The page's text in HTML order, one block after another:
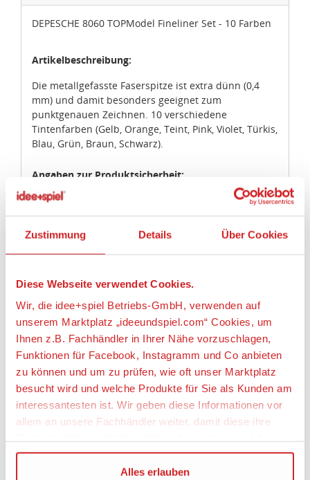
Zustimmung Details Über Cookies
Diese Webseite verwendet Cookies.
Wir, die idee+spiel Betriebs-GmbH, verwenden auf
unserem Marktplatz „ideeundspiel.com“ Cookies, um
Ihnen z.B. Fachhändler in Ihrer Nähe vorzuschlagen,
Funktionen für Facebook, Instagramm und Co anbieten
zu können und um zu prüfen, wie oft unser Marktplatz
besucht wird und welche Produkte für Sie als Kunden am
interessantesten ist. Wir geben diese Informationen vor
allem an unsere Fachhändler weiter, damit diese ihre
Wir verwenden den Google Tag Manager um weitere
Alles erlauben
DEPESCHE 8060 TOPModel Fineliner Set - 10 Farben
Artikelbeschreibung:
Die metallgefasste Faserspitze ist extra dünn (0,4
mm) und damit besonders geeignet zum
punktgenauen Zeichnen. 10 verschiedene
Tintenfarben (Gelb, Orange, Teint, Pink, Violet, Türkis,
Blau, Grün, Braun, Schwarz).
Angaben zur Produktsicherheit:
Hersteller:
Straße 14, 21502 Geesthacht, Deutschland,
https://www.depesche.com, info@depesche.com
Achtung! Nicht für Kinder unter 3 Jahren
geeignet, da Kleinteile verschluckt werden
können. Erstickungsgefahr!
DEPESCHE TOPMODEL